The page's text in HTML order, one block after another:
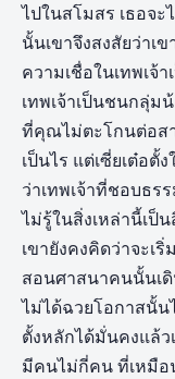
ไปในสโมสร เธอจ
นั้นเขาจึงสงสัยว่าเ
ความเชื่อในเทพเจ้
เทพเจ้าเป็นชนกลุ่
ที่คุณไม่ตะโกนต่อส
เป็นไร แต่เซี่ยเต๋อตั้
ว่าเทพเจ้าที่ชอบธร
ไม่รู้ในสิ่งเหล่านี้เป็
เขายังคงคิดว่าจะเ
สอนศาสนาคนนั้นเดิ
ไม่ได้ฉวยโอกาสนั้น
ตั้งหลักได้มั่นคงแล้ว
มีคนไม่กี่คน ที่เหมือ